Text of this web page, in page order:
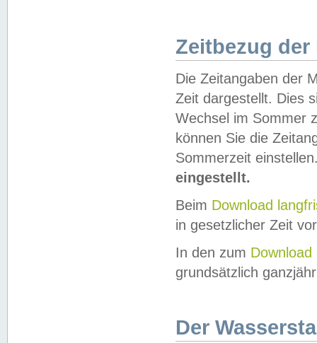
Zeitbezug der
Die Zeitangaben der
Zeit dargestellt. Dies
Wechsel im Sommer
können Sie die
Sommerzeit
eingestellt.
Beim Download
in gesetzlicher Zeit
In den zum Download
grundsätzlich
Der